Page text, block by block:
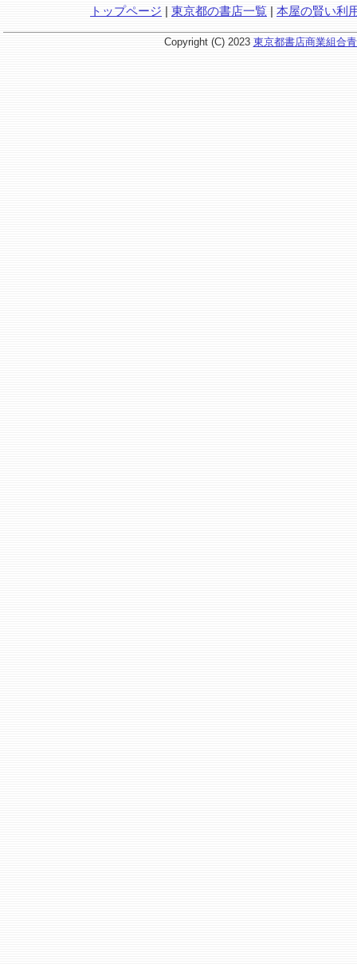
トップページ | 東京都の書店一覧 | 本屋の賢い利
Copyright (C) 2023 東京都書店商業組合